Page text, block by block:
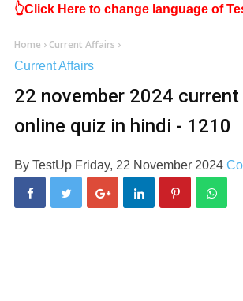
👆Click Here to change language of
Home › Current Affairs ›
Current Affairs
22 november 2024
online quiz in hindi - 1210
By TestUp Friday, 22 November 2024